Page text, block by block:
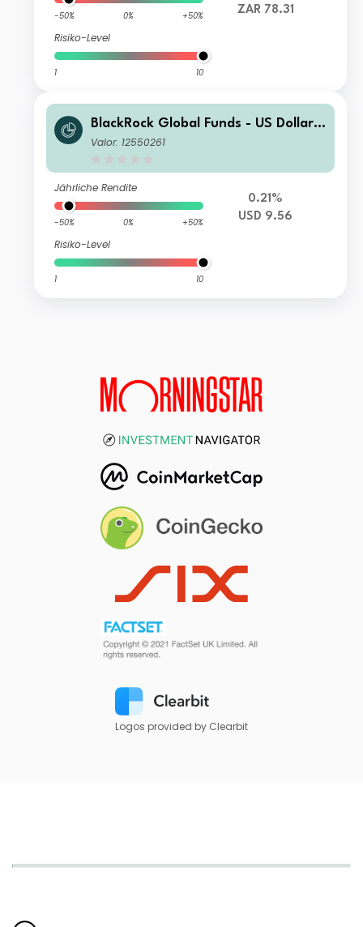
-50% 0% +50%
Risiko-Level
1 10
ZAR 78.31
BlackRock Global Funds - US Dollar
High Yield Bond Fund D3
Valor: 12550261
Jährliche Rendite
-50% 0% +50%
Risiko-Level
1 10
0.21%
USD 9.56
Logos provided by Clearbit